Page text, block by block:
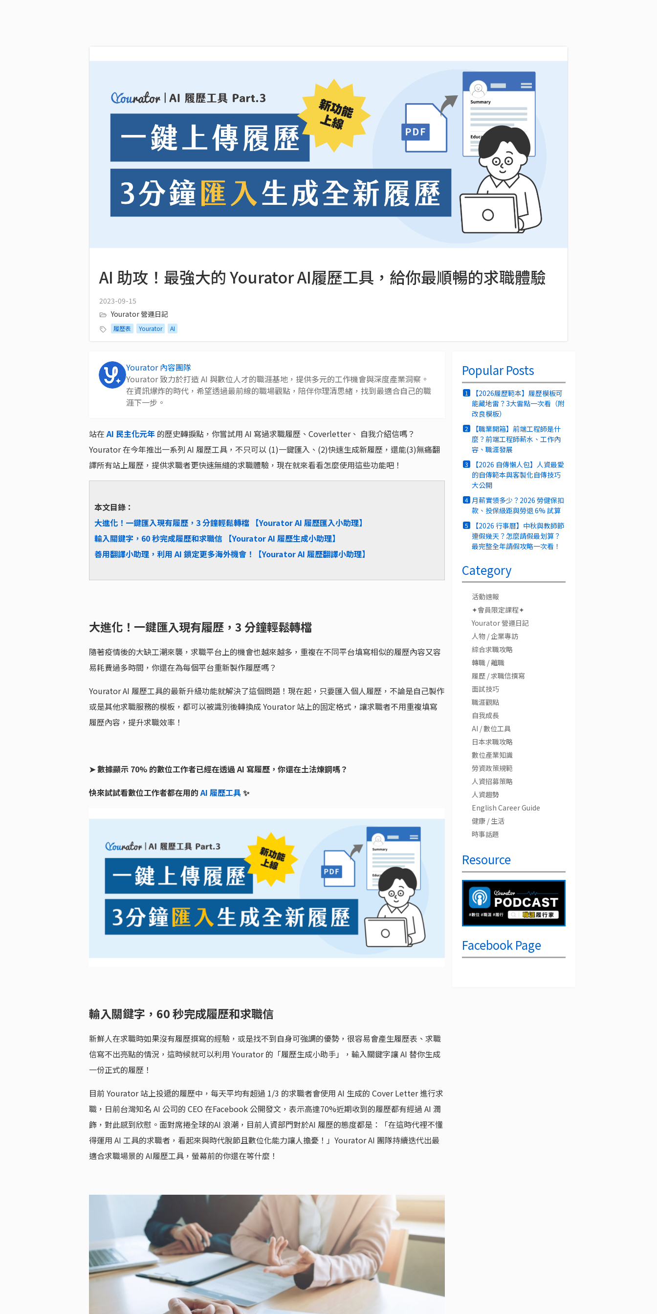
AI 助攻！最強大的 Yourator AI履歷工具，給你最順暢的求職體驗
2023-09-15
Yourator 營運日記
履歷表 Yourator AI
Yourator 內容團隊
Yourator 致力於打造 AI 與數位人才的職涯基地，提供多元的工作機會與深度產業洞察。
在資訊爆炸的時代，希望透過最前線的職場觀點，陪伴你理清思緒，找到最適合自己的職
涯下一步。
站在 AI 民主化元年 的歷史轉捩點，你嘗試用 AI 寫過求職履歷、Coverletter、 自我介紹信嗎？
Yourator 在今年推出一系列 AI 履歷工具，不只可以 (1)一鍵匯入、(2)快速生成新履歷，還能(3)無痛翻
譯所有站上履歷，提供求職者更快速無縫的求職體驗，現在就來看看怎麼使用這些功能吧！
本文目錄：
大進化！一鍵匯入現有履歷，3 分鐘輕鬆轉檔 【Yourator AI 履歷匯入小助理】
輸入關鍵字，60 秒完成履歷和求職信 【Yourator AI 履歷生成小助理】
善用翻譯小助理，利用 AI 鎖定更多海外機會！【Yourator AI 履歷翻譯小助理】
大進化！一鍵匯入現有履歷，3 分鐘輕鬆轉檔
隨著疫情後的大缺工潮來襲，求職平台上的機會也越來越多，重複在不同平台填寫相似的履歷內容又容
易耗費過多時間，你還在為每個平台重新製作履歷嗎？
Yourator AI 履歷工具的最新升級功能就解決了這個問題！現在起，只要匯入個人履歷，不論是自己製作
或是其他求職服務的模板，都可以被識別後轉換成 Yourator 站上的固定格式，讓求職者不用重複填寫
履歷內容，提升求職效率！
➤ 數據顯示 70% 的數位工作者已經在透過 AI 寫履歷，你還在土法煉鋼嗎？
快來試試看數位工作者都在用的AI 履歷工具✨
輸入關鍵字，60 秒完成履歷和求職信
新鮮人在求職時如果沒有履歷撰寫的經驗，或是找不到自身可強調的優勢，很容易會產生履歷表、求職
信寫不出亮點的情況，這時候就可以利用 Yourator 的「履歷生成小助手」，輸入關鍵字讓 AI 替你生成
一份正式的履歷！
目前 Yourator 站上投遞的履歷中，每天平均有超過 1/3 的求職者會使用 AI 生成的 Cover Letter 進行求
職，日前台灣知名 AI 公司的 CEO 在Facebook 公開發文，表示高達70%近期收到的履歷都有經過 AI 潤
飾，對此感到欣慰。面對席捲全球的AI 浪潮，目前人資部門對於AI 履歷的態度都是：「在這時代裡不懂
得運用 AI 工具的求職者，看起來與時代脫節且數位化能力讓人擔憂！」Yourator AI 團隊持續迭代出最
適合求職場景的 AI履歷工具，螢幕前的你還在等什麼！
Popular Posts
1
【2026履歷範本】履歷模板可
能藏地雷？3大雷點一次看（附
改良模板）
2
【職業開箱】前端工程師是什
麼？前端工程師薪水、工作內
容、職涯發展
3
【2026 自傳懶人包】人資最愛
的自傳範本與客製化自傳技巧
大公開
4 月薪實領多少？2026 勞健保扣
款、投保級距與勞退 6% 試算
5
【2026 行事曆】中秋與教師節
連假幾天？怎麼請假最划算？
最完整全年請假攻略一次看！
Category
活動速報
✦會員限定課程✦
Yourator 營運日記
人物 / 企業專訪
綜合求職攻略
轉職 / 離職
履歷 / 求職信撰寫
面試技巧
職涯觀點
自我成長
AI / 數位工具
日本求職攻略
數位產業知識
勞資政策規範
人資招募策略
人資趨勢
English Career Guide
健康 / 生活
時事話題
Resource
Facebook Page